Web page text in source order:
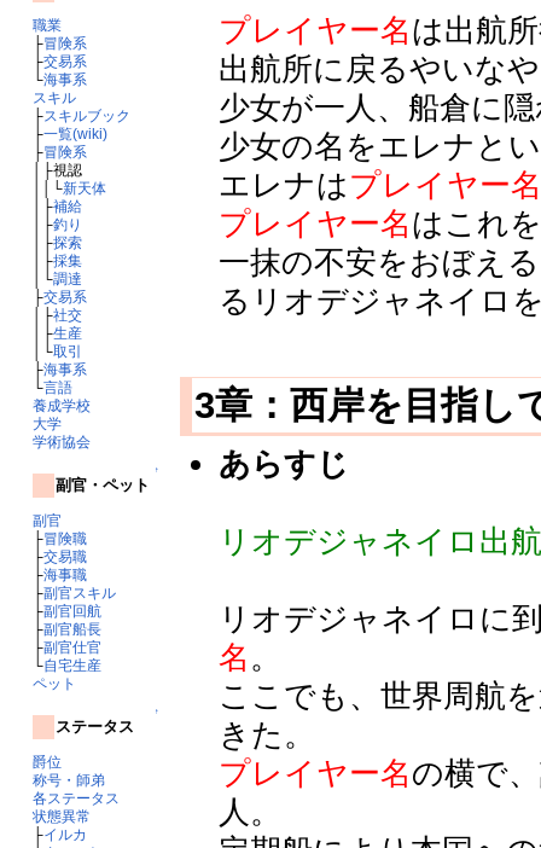
職業
├冒険系
├交易系
└海事系
スキル
├スキルブック
├一覧(wiki)
├冒険系
│├視認
││└新天体
│├補給
│├釣り
│├探索
│├採集
│└調達
├交易系
│├社交
│├生産
│└取引
├海事系
└言語
養成学校
大学
学術協会
↑
副官・ペット
副官
├冒険職
├交易職
├海事職
├副官スキル
├副官回航
├副官船長
├副官仕官
└自宅生産
ペット
↑
ステータス
爵位
称号・師弟
各ステータス
状態異常
├イルカ
プレイヤー名は出航
出航所に戻るやいな
少女が一人、船倉に
少女の名をエレナと
エレナはプレイヤー
プレイヤー名はこれ
一抹の不安をおぼえ
るリオデジャネイロ
3章：西岸を目指し
あらすじ
リオデジャネイロ出
リオデジャネイロに
名 。
ここでも、世界周航
きた。
プレイヤー名の横で
人。